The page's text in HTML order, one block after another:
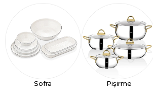
Sofra Pişirme